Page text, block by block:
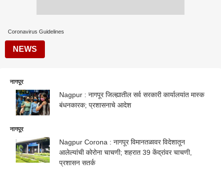
Coronavirus Guidelines
NEWS
नागपूर
Nagpur : नागपूर जिल्ह्यातील सर्व सरकारी कार्यालयांत मास्क
बंधनकारक; प्रशासनाचे आदेश
नागपूर
Nagpur Corona : नागपूर विमानतळावर विदेशातून
आलेल्यांची कोरोना चाचणी; शहरात 39 केंद्रांवर चाचणी,
प्रशासन सतर्क